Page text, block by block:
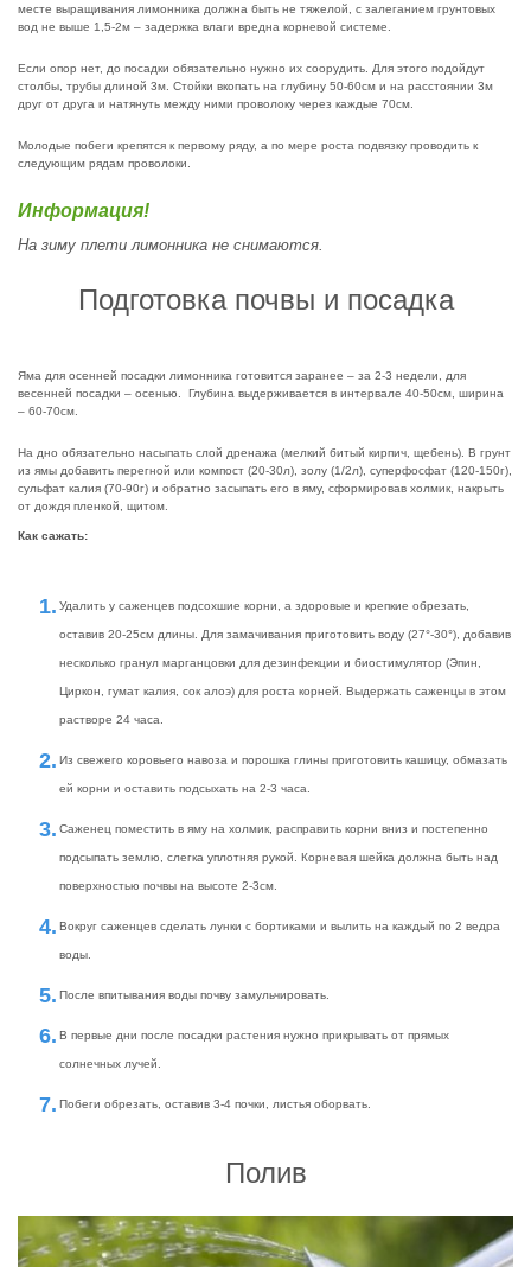
месте выращивания лимонника должна быть не тяжелой, с залеганием грунтовых
вод не выше 1,5-2м – задержка влаги вредна корневой системе.
Если опор нет, до посадки обязательно нужно их соорудить. Для этого подойдут
столбы, трубы длиной 3м. Стойки вкопать на глубину 50-60см и на расстоянии 3м
друг от друга и натянуть между ними проволоку через каждые 70см.
Молодые побеги крепятся к первому ряду, а по мере роста подвязку проводить к
следующим рядам проволоки.
Информация!
На зиму плети лимонника не снимаются.
Подготовка почвы и посадка
Яма для осенней посадки лимонника готовится заранее – за 2-3 недели, для
весенней посадки – осенью. Глубина выдерживается в интервале 40-50см, ширина
– 60-70см.
На дно обязательно насыпать слой дренажа (мелкий битый кирпич, щебень). В грунт
из ямы добавить перегной или компост (20-30л), золу (1/2л), суперфосфат (120-150г),
сульфат калия (70-90г) и обратно засыпать его в яму, сформировав холмик, накрыть
от дождя пленкой, щитом.
Как сажать:
Удалить у саженцев подсохшие корни, а здоровые и крепкие обрезать,
оставив 20-25см длины. Для замачивания приготовить воду (27°-30°), добавив
несколько гранул марганцовки для дезинфекции и биостимулятор (Эпин,
Циркон, гумат калия, сок алоэ) для роста корней. Выдержать саженцы в этом
растворе 24 часа.
Из свежего коровьего навоза и порошка глины приготовить кашицу, обмазать
ей корни и оставить подсыхать на 2-3 часа.
Саженец поместить в яму на холмик, расправить корни вниз и постепенно
подсыпать землю, слегка уплотняя рукой. Корневая шейка должна быть над
поверхностью почвы на высоте 2-3см.
Вокруг саженцев сделать лунки с бортиками и вылить на каждый по 2 ведра
воды.
После впитывания воды почву замульчировать.
В первые дни после посадки растения нужно прикрывать от прямых
солнечных лучей.
Побеги обрезать, оставив 3-4 почки, листья оборвать.
Полив